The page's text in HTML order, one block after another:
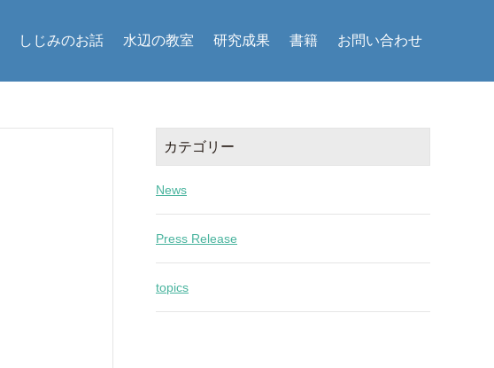
しじみのお話 水辺の教室 研究成果 書籍 お問い合わせ
カテゴリー
News
Press Release
topics